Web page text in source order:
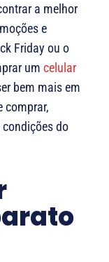
a melhor
e
Friday ou o
um celular
bem mais em
comprar,
do